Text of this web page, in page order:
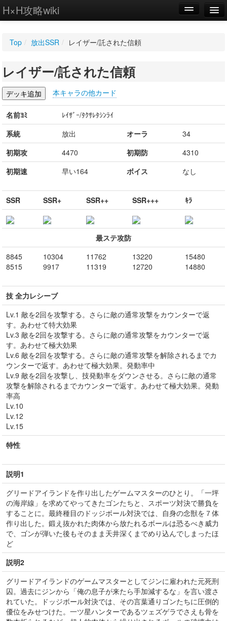
H×H攻略wiki
WIKI
設定
Top / 放出SSR / レイザー/託された信頼
レイザー/託された信頼
本キャラの他カード
名前ﾖﾐ
ﾚｲｻﾞｰ/ﾀｸｻﾚﾀｼﾝﾗｲ
系統
放出 オーラ
34
初期攻
4470 初期防
4310
初期速
早い164 ボイス なし
SSR SSR+ SSR++ SSR+++ ｷﾗ
最ステ攻防
8845
8515
10304
9917
11762
11319
13220
12720
15480
14880
技 全力レシーブ
Lv.1 敵を2回を攻撃する。さらに敵の通常攻撃をカウンターで返
す。あわせて特大効果
Lv.3 敵を2回を攻撃する。さらに敵の通常攻撃をカウンターで返
す。あわせて極大効果
Lv.6 敵を2回を攻撃する。さらに敵の通常攻撃を解除されるまでカ
ウンターで返す。あわせて極大効果。発動率中
Lv.9 敵を2回を攻撃し、技発動率をダウンさせる。さらに敵の通常
攻撃を解除されるまでカウンターで返す。あわせて極大効果。発動
率高
Lv.10
Lv.12
Lv.15
特性
説明1
グリードアイランドを作り出したゲームマスターのひとり。「一坪
の海岸線」を求めてやってきたゴンたちと、スポーツ対決で勝負を
することに。最終種目のドッジボール対決では、自身の念獣を７体
作り出した。鍛え抜かれた肉体から放たれるボールは恐るべき威力
で、ゴンが弾いた後もそのまま天井深くまでめり込んでしまったほ
ど
説明2
グリードアイランドのゲームマスターとしてジンに雇われた元死刑
囚。過去にジンから「俺の息子が来たら手加減するな」を言い渡さ
れていた。ドッジボール対決では、その言葉通りゴンたちに圧倒的
優位をみせつけた。一ツ星ハンターであるツェズゲラでさえも骨を